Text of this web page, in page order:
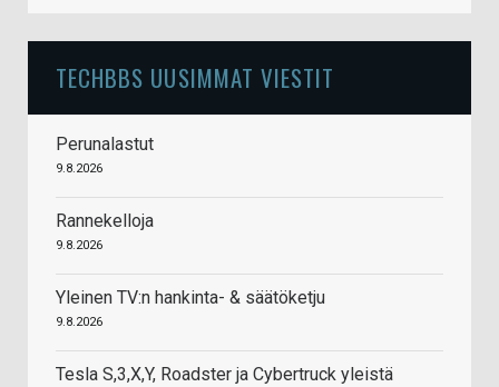
TECHBBS UUSIMMAT VIESTIT
Perunalastut
9.8.2026
Rannekelloja
9.8.2026
Yleinen TV:n hankinta- & säätöketju
9.8.2026
Tesla S,3,X,Y, Roadster ja Cybertruck yleistä